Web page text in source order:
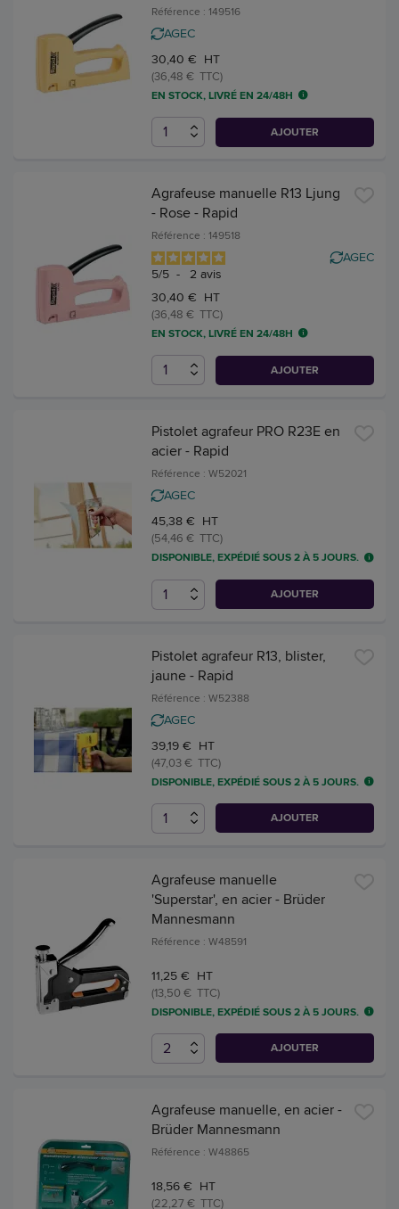
Référence : 149516
AGEC
30,40 € HT
(36,48 € TTC)
EN STOCK, LIVRÉ EN 24/48H
AJOUTER
Agrafeuse manuelle R13 Ljung
- Rose - Rapid
Référence : 149518
5/5 - 2 avis
AGEC
30,40 € HT
(36,48 € TTC)
EN STOCK, LIVRÉ EN 24/48H
AJOUTER
Pistolet agrafeur PRO R23E en
acier - Rapid
Référence : W52021
AGEC
45,38 € HT
(54,46 € TTC)
DISPONIBLE, EXPÉDIÉ SOUS 2 À 5 JOURS.
AJOUTER
Pistolet agrafeur R13, blister,
jaune - Rapid
Référence : W52388
AGEC
39,19 € HT
(47,03 € TTC)
DISPONIBLE, EXPÉDIÉ SOUS 2 À 5 JOURS.
AJOUTER
Agrafeuse manuelle
'Superstar', en acier - Brüder
Mannesmann
Référence : W48591
11,25 € HT
(13,50 € TTC)
DISPONIBLE, EXPÉDIÉ SOUS 2 À 5 JOURS.
AJOUTER
Agrafeuse manuelle, en acier -
Brüder Mannesmann
Référence : W48865
18,56 € HT
(22,27 € TTC)